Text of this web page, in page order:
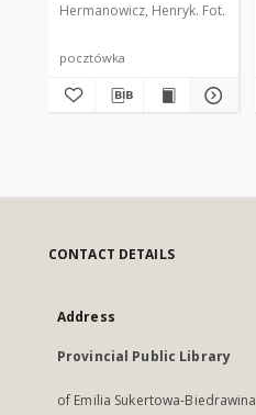
Hermanowicz, Henryk. Fot.
pocztówka
CONTACT DETAILS
Address
Provincial Public Library
of Emilia Sukertowa-Biedrawina